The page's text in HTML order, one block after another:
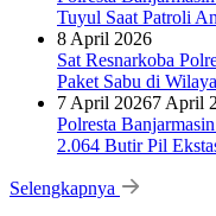
Tuyul Saat Patroli
8 April 2026
Sat Resnarkoba
Paket Sabu di
7 April 20267 April
Polresta
2.064 Butir Pil
Selengkapnya